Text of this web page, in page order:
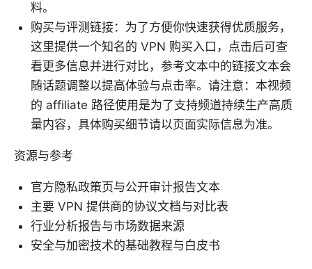
料。
购买与评测链接：为了方便你快速获得优质服务，
这里提供一个知名的 VPN 购买入口，点击后可查
看更多信息并进行对比，参考文本中的链接文本会
随话题调整以提高体验与点击率。请注意：本视频
的 affiliate 路径使用是为了支持频道持续生产高质
量内容，具体购买细节请以页面实际信息为准。
资源与参考
官方隐私政策页与公开审计报告文本
主要 VPN 提供商的协议文档与对比表
行业分析报告与市场数据来源
安全与加密技术的基础教程与白皮书